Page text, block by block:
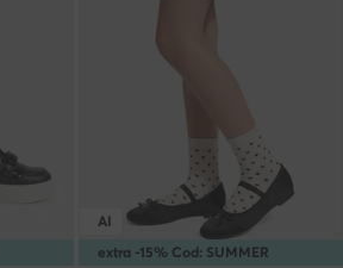
extra -15% Cod: SUMMER
AI